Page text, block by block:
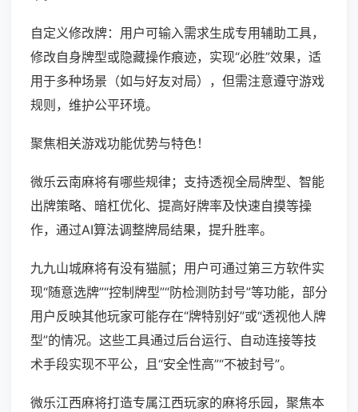
自定义修改牌：用户可输入需求生成专用辅助工具，
修改自身牌型或隐藏操作痕迹，实现“必胜”效果，适
用于多种场景（如与好友对局），但需注意遵守游戏
规则，维护公平环境。
聚焦相关游戏功能优势与特色！
微乐云南麻将有哪些规律；支持透视全局牌型、智能
出牌策略、暗杠优化、提高好牌率及快速自摸等操
作，通过AI算法调整牌局结果，提升胜率。
九九山城麻将有没有猫腻；用户可通过第三方软件实
现“随意选牌”“控制牌型”“防检测防封号”等功能，部分
用户反映其他玩家可能存在“牌特别好”或“透视他人牌
型”的情况。这些工具通过后台运行、自动连接等技
术手段实现不平公，且“安全性高”“不被封号”。
微乐江西麻将打造专属江西玩家的麻将乐园，聚焦本